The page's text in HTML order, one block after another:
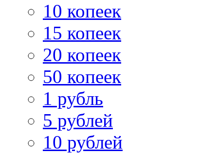
10 копеек
15 копеек
20 копеек
50 копеек
1 рубль
5 рублей
10 рублей